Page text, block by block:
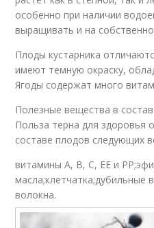
особенно при наличии
выращивать и на
Плоды кустарника
имеют темную окраску,
Ягоды содержат много
Полезные вещества в
Польза терна для здоровья
составе плодов следующих
витамины A, B, C, EE и
масла;клетчатка;дубильные
волокна.